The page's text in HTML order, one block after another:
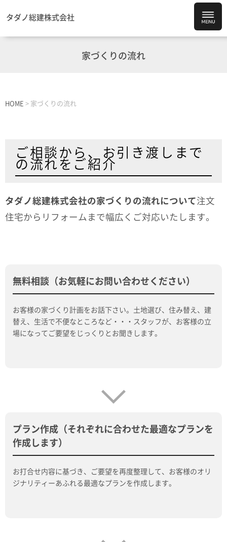
タダノ総建株式会社
家づくりの流れ
HOME > 家づくりの流れ
ご相談から、お引き渡しまで
の流れをご紹介
タダノ総建株式会社の家づくりの流れについて注文
住宅からリフォームまで幅広くご対応いたします。
無料相談（お気軽にお問い合わせください）
お客様の家づくり計画をお話下さい。土地選び、住み替え、建
替え、生活で不便なところなど・・・スタッフが、お客様の立
場になってご要望をじっくりとお聞きします。
プラン作成（それぞれに合わせた最適なプランを
作成します）
お打合せ内容に基づき、ご要望を再度整理して、お客様のオリ
ジナリティーあふれる最適なプランを作成します。